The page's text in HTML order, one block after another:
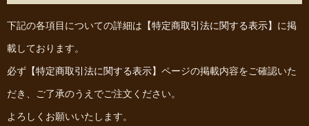
下記の各項目についての詳細は 【特定商取引法に関する表示】 に掲
載しております。
必ず 【特定商取引法に関する表示】 ページの掲載内容をご確認いた
だき、ご了承のうえでご注文ください。
よろしくお願いいたします。